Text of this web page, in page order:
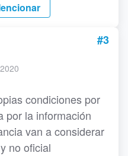
#3
condiciones por
por la información
van a considerar
no oficial